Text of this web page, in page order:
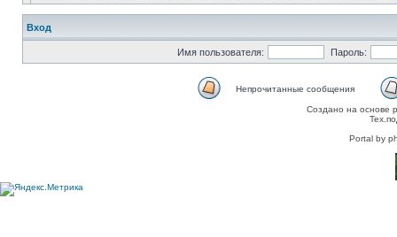
Вход
Имя пользователя: Пароль:
Непрочитанные сообщения
Создано на основе
Portal by